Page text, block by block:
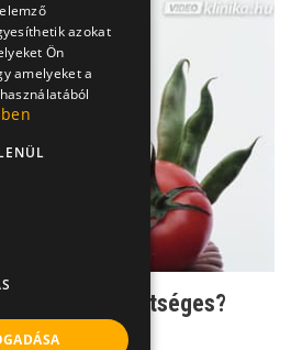
- lehetséges?
azokat
Ön
amelyeket a